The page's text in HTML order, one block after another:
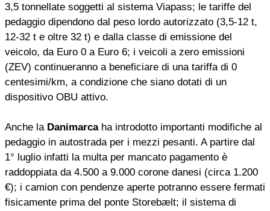
3,5 tonnellate soggetti al sistema Viapass; le tariffe del
pedaggio dipendono dal peso lordo autorizzato (3,5-12 t,
12-32 t e oltre 32 t) e dalla classe di emissione del
veicolo, da Euro 0 a Euro 6; i veicoli a zero emissioni
(ZEV) continueranno a beneficiare di una tariffa di 0
centesimi/km, a condizione che siano dotati di un
dispositivo OBU attivo.
Anche la Danimarcaha introdotto importanti modifiche al
pedaggio in autostrada per i mezzi pesanti. A partire dal
1° luglio infatti la multa per mancato pagamento è
raddoppiata da 4.500 a 9.000 corone danesi (circa 1.200
€); i camion con pendenze aperte potranno essere fermati
fisicamente prima del ponte Storebælt; il sistema di